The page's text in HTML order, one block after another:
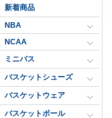
新着商品
NBA
NCAA
ミニバス
バスケットシューズ
バスケットウェア
バスケットボール